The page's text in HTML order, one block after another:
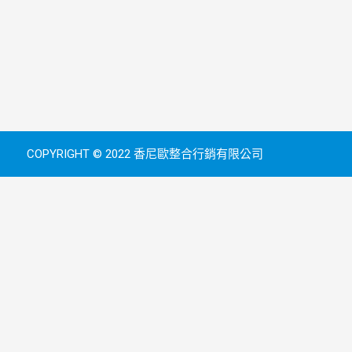
COPYRIGHT © 2022 香尼歐整合行銷有限公司